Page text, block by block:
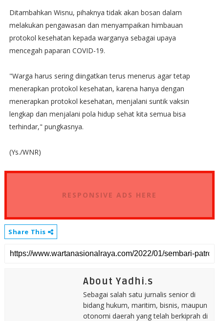
Ditambahkan Wisnu, pihaknya tidak akan bosan dalam
melakukan pengawasan dan menyampaikan himbauan
protokol kesehatan kepada warganya sebagai upaya
mencegah paparan COVID-19.
"Warga harus sering diingatkan terus menerus agar tetap
menerapkan protokol kesehatan, karena hanya dengan
menerapkan protokol kesehatan, menjalani suntik vaksin
lengkap dan menjalani pola hidup sehat kita semua bisa
terhindar," pungkasnya.
(Ys./WNR)
RESPONSIVE ADS HERE
Share This
About Yadhi.s
Sebagai salah satu jurnalis senior di
bidang hukum, maritim, bisnis, maupun
otonomi daerah yang telah berkiprah di